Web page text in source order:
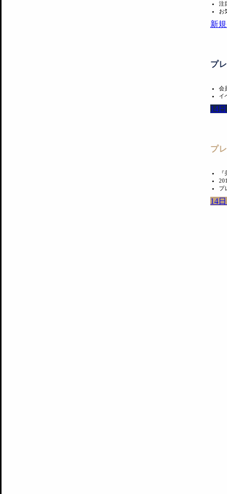
注
お
新
プ
会
イ
14
プ
プ
14